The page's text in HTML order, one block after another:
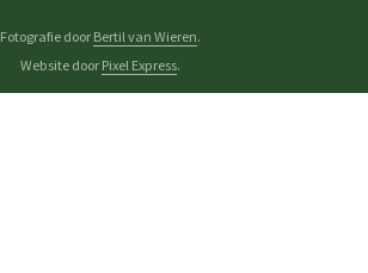
Fotografie door Bertil van Wieren.
Website door Pixel Express.